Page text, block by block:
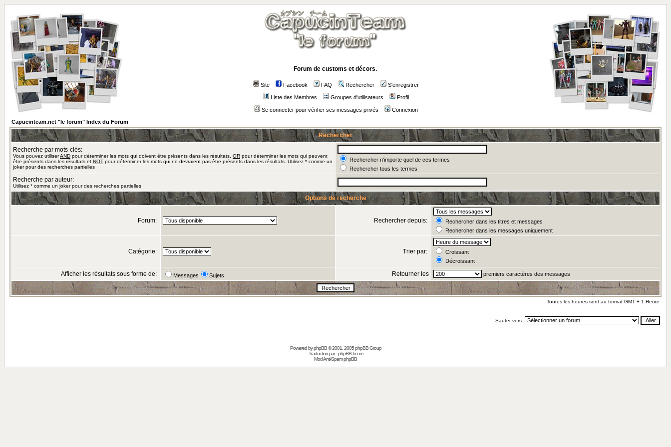
Forum de customs et décors.
Site Facebook FAQ Rechercher S'enregistrer
Liste des Membres Groupes d'utilisateurs Profil
Se connecter pour vérifier ses messages privés
Connexion
Capucinteam.net "le forum" Index du Forum
Rechercher
Recherche par mots-clés:
Vous pouvez utiliserAND pour déterminer les mots qui doivent être présents dans les résultats, OR pour déterminer les mots qui peuvent
être présents dans les résultats et NOT pour déterminer les mots qui ne devraient pas être présents dans les résultats. Utilisez * comme un
joker pour des recherches partielles
Rechercher n'importe quel de ces termes
Rechercher tous les termes
Recherche par auteur:
Utilisez * comme un joker pour des recherches partielles
Options de recherche
Forum: Rechercher depuis:
Rechercher dans les titres et messages
Rechercher dans les messages uniquement
Catégorie: Trier par:
Croissant
Décroissant
Afficher les résultats sous forme de: Messages Sujets Retourner les premiers caractères des messages
Toutes les heures sont au format GMT + 1 Heure
Sauter vers:
Powered byphpBB© 2001, 2005 phpBB Group
Traduction par :phpBB-fr.com
Mod Anti-Spam phpBB